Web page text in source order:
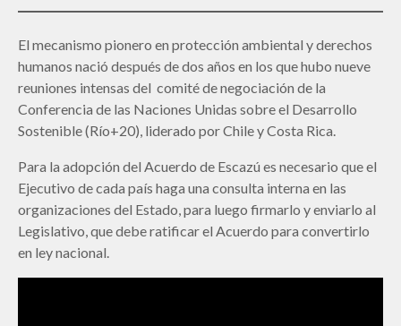
El mecanismo pionero en protección ambiental y derechos
humanos nació después de dos años en los que hubo nueve
reuniones intensas del comité de negociación de la
Conferencia de las Naciones Unidas sobre el Desarrollo
Sostenible (Río+20), liderado por Chile y Costa Rica.
Para la adopción del Acuerdo de Escazú es necesario que el
Ejecutivo de cada país haga una consulta interna en las
organizaciones del Estado, para luego firmarlo y enviarlo al
Legislativo, que debe ratificar el Acuerdo para convertirlo
en ley nacional.